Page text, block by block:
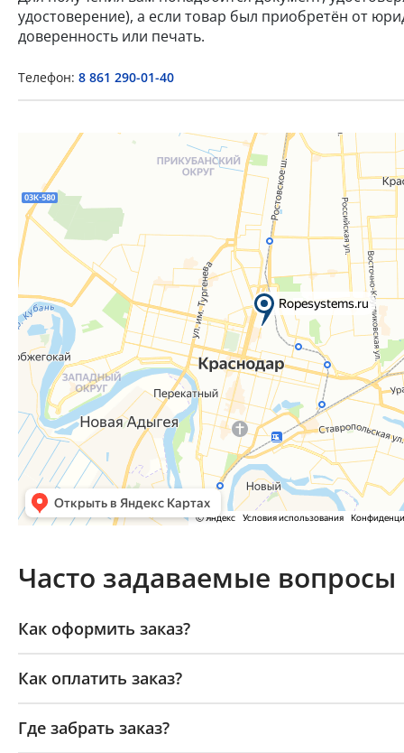
удостоверение), а если товар был приобретён от
доверенность или печать.
Телефон: 8 861 290-01-40
Часто задаваемые вопросы
Как оформить заказ?
Как оплатить заказ?
Где забрать заказ?